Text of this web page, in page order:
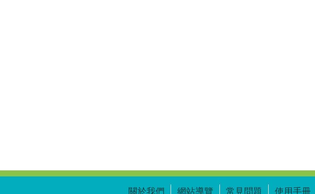
關於我們 網站導覽 常見問題 使用手冊